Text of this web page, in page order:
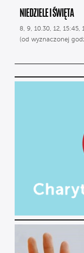
NIEDZIELE I ŚWIĘTA
8, 9, 10.30, 12, 15:45,
(od wyznaczonej